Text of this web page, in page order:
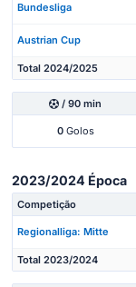
Bundesliga
Austrian Cup
Total 2024/2025
/ 90 min
0Golos
2023/2024 Época
Competição
Regionalliga: Mitte
Total 2023/2024